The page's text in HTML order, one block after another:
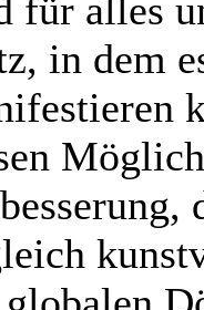
für alles
in dem